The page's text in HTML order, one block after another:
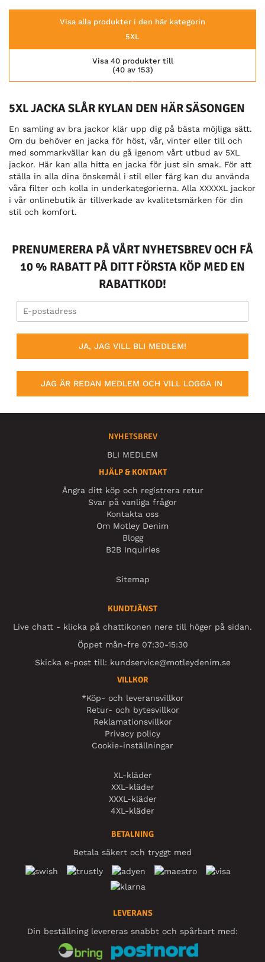
Visa alla produkter i den här kategorin
5XL
(40 av 153)
Visa 40 produkter till
5XL JACKA SLÅR KYLAN DEN HÄR SÄSONGEN
En samling av bra jackor klär upp dig på bästa möjliga sätt.
Om du behöver en jacka för höst, vår, vinter eller till och
med sommarkvällar kan du gå igenom vårt utbud av 5XL
jackor. Här kan alla hitta en jacka för just sin smak. För att
ställa in alla dina önskemål i stil eller färg kan du använda
våra filter och kolla in underkategorierna. Alla XXXXXL jackor
i vår onlinebutik är tillverkade av kvalitetsmärken för din
stil och komfort.
PRENUMERERA PÅ VÅRT NYHETSBREV OCH FÅ
10 % RABATT PÅ DITT FÖRSTA KÖP MED EN
RABATTKOD!
JA, JAG VILL BLI MEDLEM!
JAG ÄR REDAN MEDLEM OCH VILL LOGGA IN
NYHETSBREV
BLI MEDLEM
HJÄLP & KONTAKT
Ångra ditt köp och registrera retur
Svar på vanliga frågor
Kontakta oss
Om Motley Denim
Blogg
B2B Inquiries
Sitemap
KUNDTJÄNST
Live chatt - klicka på chattikonen nere till höger på sidan.
Öppet mån-fre 07:30-15:30
Skicka e-post till: kundservice@motleydenim.se
VILLKOR
*Köp- och leveransvillkor
Retur- och bytesvillkor
Reklamationsvillkor
Privacy policy
Cookie-inställningar
XL-kläder
XXL-kläder
XXXL-kläder
4XL-kläder
BETALNING
Betala säkert och tryggt med
LEVERANS
Din beställning levereras snabbt och spårbart med: